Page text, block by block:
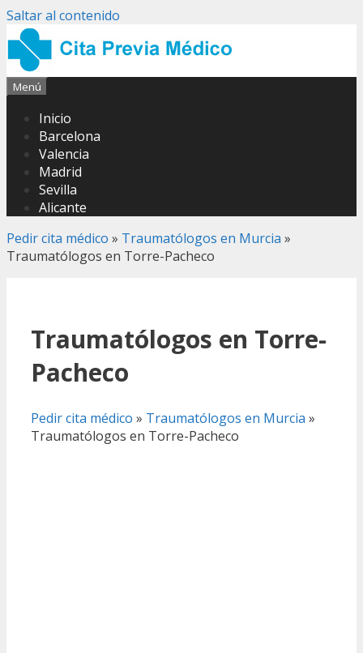
Saltar al contenido
Menú
Inicio
Barcelona
Valencia
Madrid
Sevilla
Alicante
Pedir cita médico » Traumatólogos en Murcia »
Traumatólogos en Torre-Pacheco
Traumatólogos en Torre-
Pacheco
Pedir cita médico » Traumatólogos en Murcia »
Traumatólogos en Torre-Pacheco